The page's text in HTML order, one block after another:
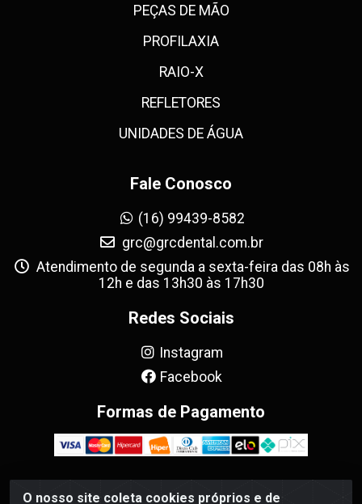
O nosso site coleta cookies próprios e de
PEÇAS DE MÃO
PROFILAXIA
RAIO-X
REFLETORES
UNIDADES DE ÁGUA
Fale Conosco
(16) 99439-8582
grc@grcdental.com.br
Atendimento de segunda a sexta-feira das 08h às
12h e das 13h30 às 17h30
Redes Sociais
Instagram
Facebook
Formas de Pagamento